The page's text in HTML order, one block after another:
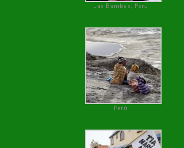
Las Bambas, Perú
Perú